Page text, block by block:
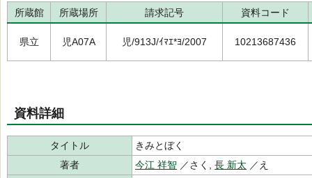
所蔵館 所蔵場所 請求記号 資料コード
県立 児A07A 児/913J/ｲﾏｴ*ﾖ/2007 10213687436
資料詳細
タイトル
きみとぼく
著者
今江 祥智 ／さく, 長 新太 ／え